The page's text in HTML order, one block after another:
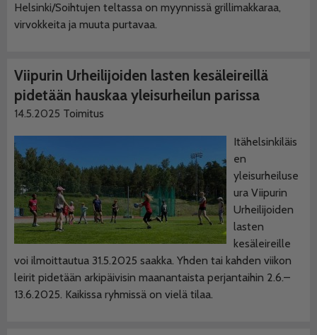
Helsinki/Soihtujen teltassa on myynnissä grillimakkaraa,
virvokkeita ja muuta purtavaa.
Viipurin Urheilijoiden lasten kesäleireillä
pidetään hauskaa yleisurheilun parissa
14.5.2025 Toimitus
Itähelsinkiläis
en
yleisurheiluse
ura Viipurin
Urheilijoiden
lasten
kesäleireille
voi ilmoittautua 31.5.2025 saakka. Yhden tai kahden viikon
leirit pidetään arkipäivisin maanantaista perjantaihin 2.6.–
13.6.2025. Kaikissa ryhmissä on vielä tilaa.